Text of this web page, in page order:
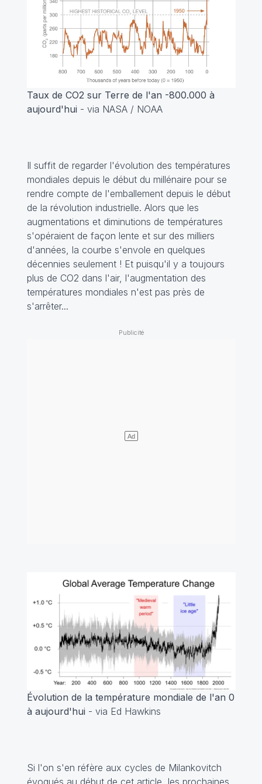
Taux de CO2 sur Terre de l'an -800.000 à
aujourd'hui - via NASA / NOAA
Il suffit de regarder l'évolution des températures
mondiales depuis le début du millénaire pour se
rendre compte de l'emballement depuis le début
de la révolution industrielle. Alors que les
augmentations et diminutions de températures
s'opéraient de façon lente et sur des milliers
d'années, la courbe s'envole en quelques
décennies seulement ! Et puisqu'il y a toujours
plus de CO2 dans l'air, l'augmentation des
températures mondiales n'est pas près de
s'arrêter...
Évolution de la température mondiale de l'an 0
à aujourd'hui - via Ed Hawkins
Si l'on s'en réfère aux cycles de Milankovitch
évoqués au début de cet article, les prochaines